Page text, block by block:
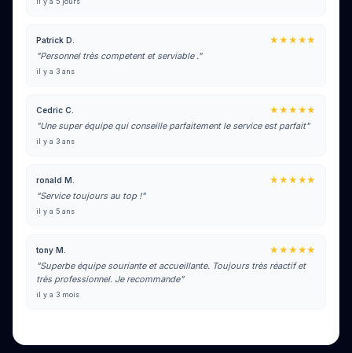
Patrick D.
★★★★★
"Personnel très competent et serviable ."
il y a 3 ans
Cedric C.
★★★★★
"Une super équipe qui conseille parfaitement le service est parfait"
il y a 3 ans
ronald M.
★★★★★
"Service toujours au top !"
il y a 5 ans
tony M.
★★★★★
"Superbe équipe souriante et accueillante. Toujours très réactif et
très professionnel. Je recommande"
il y a 3 mois